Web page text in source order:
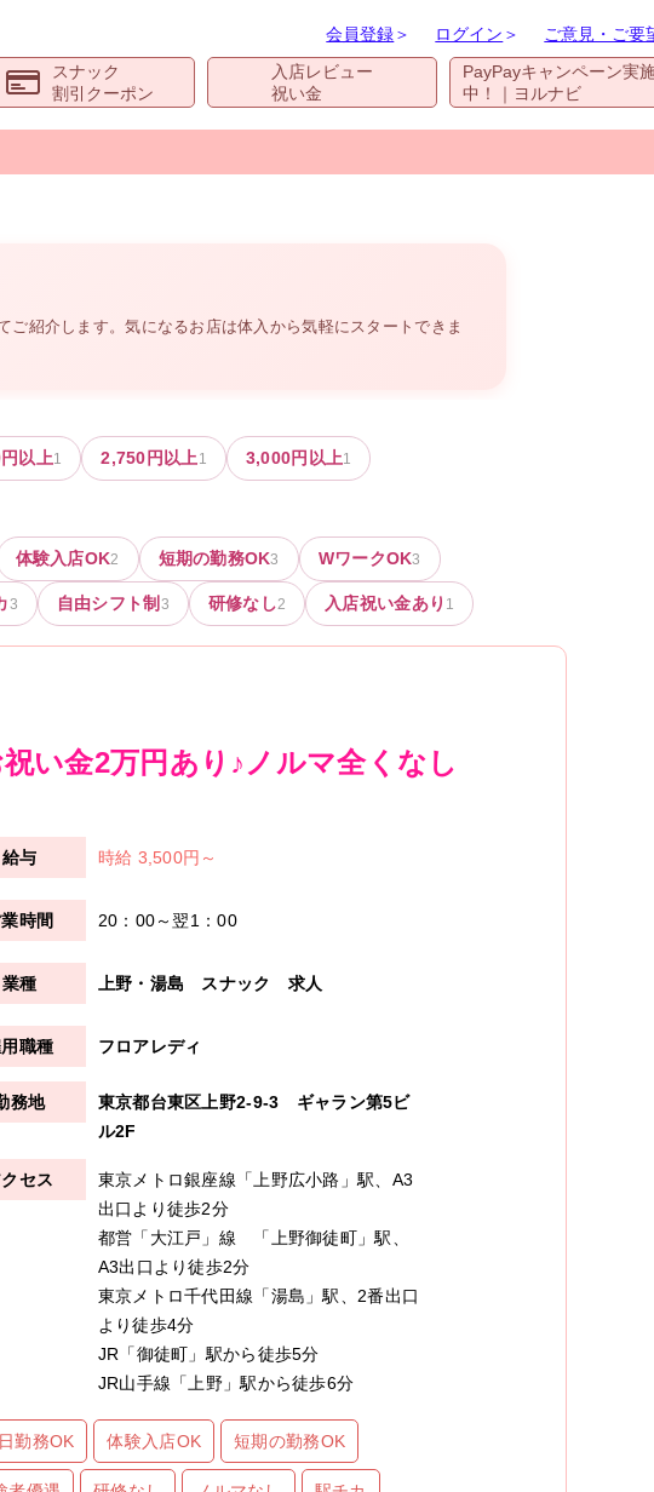
会員登録＞ ログイン ＞ ご意見・ご要
スナック
割引クーポン
入店レビュー
祝い金
PayPayキャンペーン実
中！｜ヨルナビ
紹介します。気になるお店は体入から気軽にスタートできま
円以上1 2,750 円以上 1 3,000円以上1
体験入店OK2 短期の勤務OK3 WワークOK3
3 自由シフト制 3 研修なし2 入店祝い金あり 1
い金2万円あり♪ノルマ全くなし
時給 3,500円～
20：00～翌1：00
上野・湯島 スナック 求人
フロアレディ
東京都台東区上野2-9-3 ギャラン第5ビ
ル2F
東京メトロ銀座線「上野広小路」駅、A3
出口より徒歩2分
都営「大江戸」線 「上野御徒町」駅、
A3出口より徒歩2分
東京メトロ千代田線「湯島」駅、2番出口
より徒歩4分
JR「御徒町」駅から徒歩5分
JR山手線「上野」駅から徒歩6分
勤務OK 体験入店OK 短期の勤務OK